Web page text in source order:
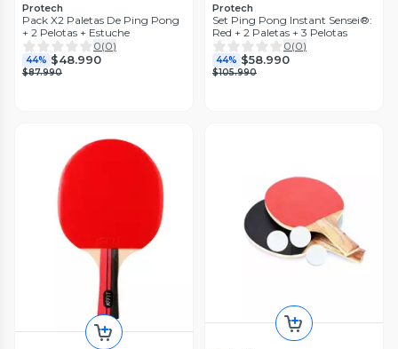
Protech
Pack X2 Paletas De Ping Pong
+ 2 Pelotas + Estuche
0(0)
44% $48.990
$87.990
Protech
Set Ping Pong Instant Sensei®:
Red + 2 Paletas + 3 Pelotas
0(0)
44% $58.990
$105.990